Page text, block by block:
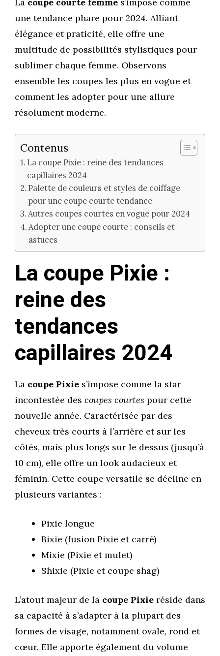
une tendance phare pour 2024. Alliant
élégance et praticité, elle offre une
multitude de possibilités stylistiques pour
sublimer chaque femme. Observons
ensemble les coupes les plus en vogue et
comment les adopter pour une allure
résolument moderne.
Contenus
La coupe Pixie : reine des tendances
capillaires 2024
Palette de couleurs et styles de coiffage
pour une coupe courte tendance
Autres coupes courtes en vogue pour 2024
Adopter une coupe courte : conseils et
astuces
La coupe Pixie :
reine des
tendances
capillaires 2024
La coupe Pixie s’impose comme la star
incontestée des coupes courtes pour cette
nouvelle année. Caractérisée par des
cheveux très courts à l’arrière et sur les
côtés, mais plus longs sur le dessus (jusqu’à
10 cm), elle offre un look audacieux et
féminin. Cette coupe versatile se décline en
plusieurs variantes :
Pixie longue
Bixie (fusion Pixie et carré)
Mixie (Pixie et mulet)
Shixie (Pixie et coupe shag)
L’atout majeur de la coupe Pixie réside dans
sa capacité à s’adapter à la plupart des
formes de visage, notamment ovale, rond et
cœur. Elle apporte également du volume